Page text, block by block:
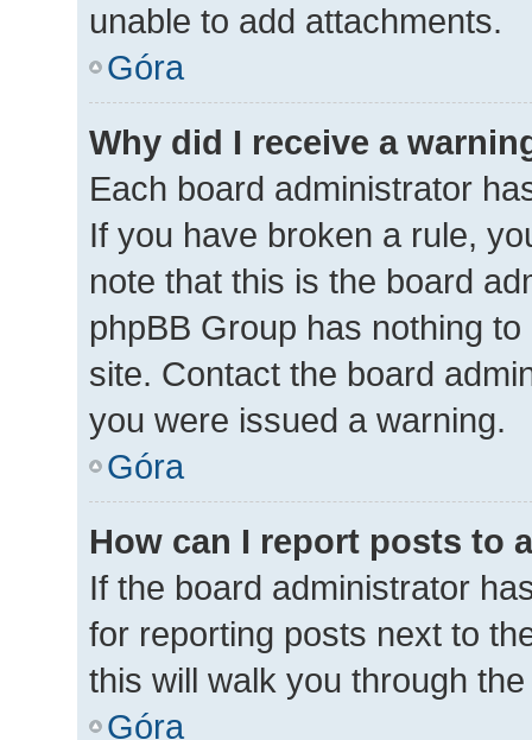
unable to add attachments.
Góra
Why did I receive a
Each board administrator
If you have broken a rule,
note that this is the board
phpBB Group has nothing
site. Contact the board
you were issued a warning.
Góra
How can I report posts to
If the board administrator
for reporting posts next to
this will walk you through
Góra